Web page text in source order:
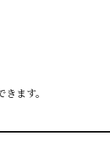
ます。